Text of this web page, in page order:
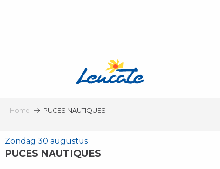
Home PUCES NAUTIQUES
Zondag 30 augustus
PUCES NAUTIQUES